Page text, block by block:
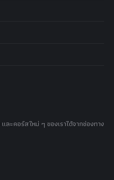
ะคอร์สใหม่ ๆ ของเราได้จากช่องทาง